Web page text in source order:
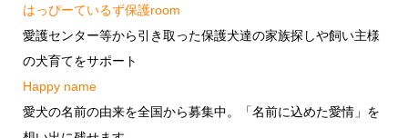
はっぴーているず保護room
愛護センター等から引き取った保護犬達の家族探しや飼い主様
の犬育てをサポート
Happy name
愛犬の名前の由来を全国から募集中。「名前に込めた愛情」を